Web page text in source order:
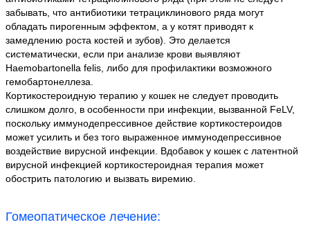
забывать, что антибиотики тетрациклинового ряда могут
обладать пирогенным эффектом, а у котят приводят к
замедлению роста костей и зубов). Это делается
систематически, если при анализе крови выявляют
Haemobartonella felis, либо для профилактики возможного
гемобартонеллеза.
Кортикостероидную терапию у кошек не следует проводить
слишком долго, в особенности при инфекции, вызванной FeLV,
поскольку иммунодепрессивное действие кортикостероидов
может усилить и без того выраженное иммунодепрессивное
воздействие вирусной инфекции. Вдобавок у кошек с латентной
вирусной инфекцией кортикостероидная терапия может
обострить патологию и вызвать виремию.
Гомеопатическое лечение: